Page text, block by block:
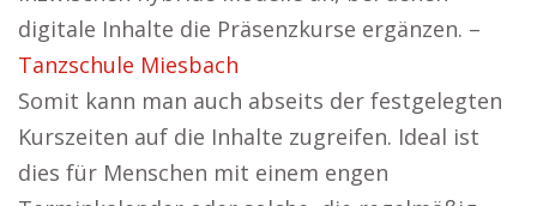
digitale Inhalte die Präsenzkurse ergänzen. –
Tanzschule Miesbach
Somit kann man auch abseits der festgelegten
Kurszeiten auf die Inhalte zugreifen. Ideal ist
dies für Menschen mit einem engen